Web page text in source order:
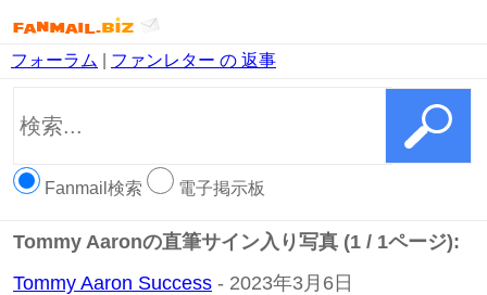
フォーラム ファンレター の 返事
Fanmail検索 電子掲示板
Tommy Aaronの直筆サイン入り写真 (1 / 1ページ):
Tommy Aaron Success - 2023年3月6日